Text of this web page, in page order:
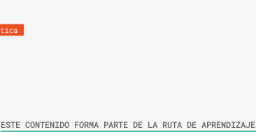
ESTE CONTENIDO FORMA PARTE DE LA RUTA DE APRENDIZAJE